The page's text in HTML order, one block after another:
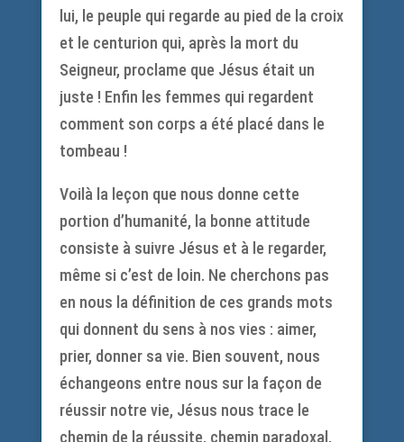
lui, le peuple qui regarde au pied de la croix
et le centurion qui, après la mort du
Seigneur, proclame que Jésus était un
juste ! Enfin les femmes qui regardent
comment son corps a été placé dans le
tombeau !
Voilà la leçon que nous donne cette
portion d’humanité, la bonne attitude
consiste à suivre Jésus et à le regarder,
même si c’est de loin. Ne cherchons pas
en nous la définition de ces grands mots
qui donnent du sens à nos vies : aimer,
prier, donner sa vie. Bien souvent, nous
échangeons entre nous sur la façon de
réussir notre vie, Jésus nous trace le
chemin de la réussite, chemin paradoxal,